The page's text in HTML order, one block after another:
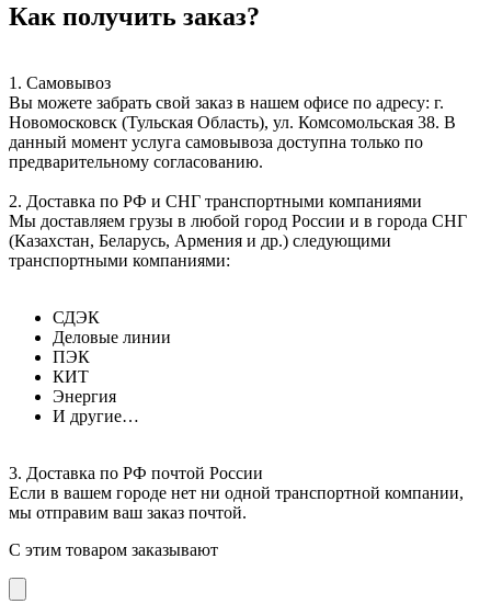
Как получить заказ?
1. Самовывоз
Вы можете забрать свой заказ в нашем офисе по адресу: г.
Новомосковск (Тульская Область), ул. Комсомольская 38. В
данный момент услуга самовывоза доступна только по
предварительному согласованию.
2. Доставка по РФ и СНГ транспортными компаниями
Мы доставляем грузы в любой город России и в города СНГ
(Казахстан, Беларусь, Армения и др.) следующими
транспортными компаниями:
СДЭК
Деловые линии
ПЭК
КИТ
Энергия
И другие…
3. Доставка по РФ почтой России
Если в вашем городе нет ни одной транспортной компании,
мы отправим ваш заказ почтой.
С этим товаром заказывают